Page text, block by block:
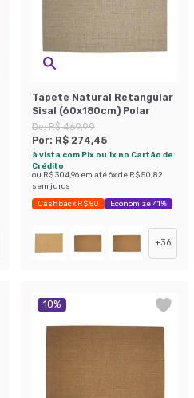
Tapete Natural Retangular
Sisal (60x180cm) Polar
De:R$ 469,99
Por: R$ 274,45
à vista com Pix ou 1x no Cartão de
Crédito
ou R$ 304,96 em até6x de R$ 50,82
sem juros
Cashback R$ 50 Economize 41%
+36
10%